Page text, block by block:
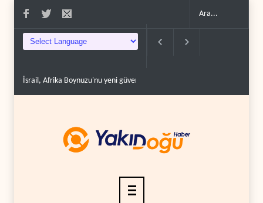
Boynuzu'nu yeni güvenlik hattına dönüşt..